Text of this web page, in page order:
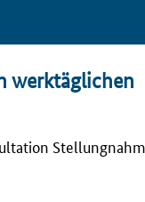
werktäglichen